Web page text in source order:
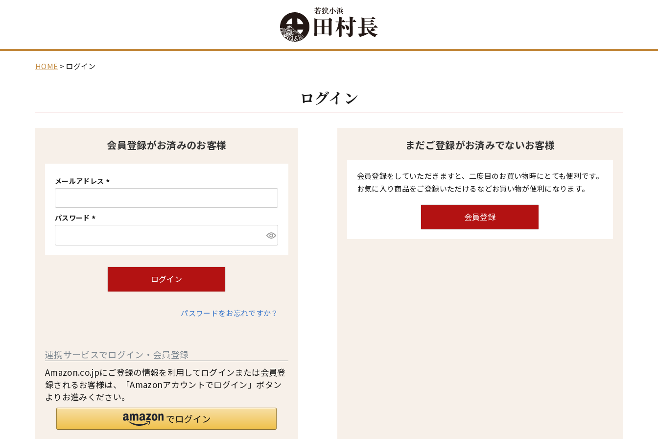
HOME ログイン
ログイン
会員登録がお済みのお客様
メールアドレス
(
須
パスワード
(
須
ログイン
パスワードをお忘れですか？
連携サービスでログイン・会員登録
Amazon.co.jpにご登録の情報を利用してログインまたは会員登
録されるお客様は、「Amazonアカウントでログイン」ボタン
よりお進みください。
まだご登録がお済みでないお客様
会員登録をしていただきますと、二度目のお買い物時にとても便利です。
お気に入り商品をご登録いただけるなどお買い物が便利になります。
会員登録